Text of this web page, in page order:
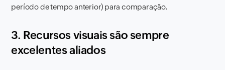
período de tempo anterior) para comparação.
3. Recursos visuais são sempre
excelentes aliados